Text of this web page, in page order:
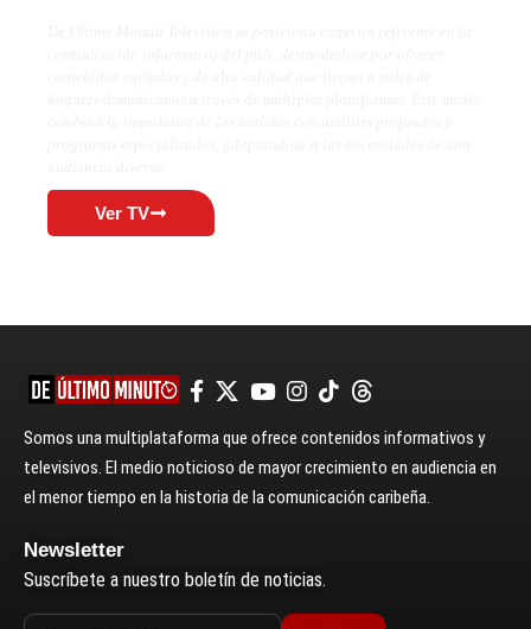
Ver TV
Somos una multiplataforma que ofrece contenidos informativos y
televisivos. El medio noticioso de mayor crecimiento en audiencia en
el menor tiempo en la historia de la comunicación caribeña.
Newsletter
Suscríbete a nuestro boletín de noticias.